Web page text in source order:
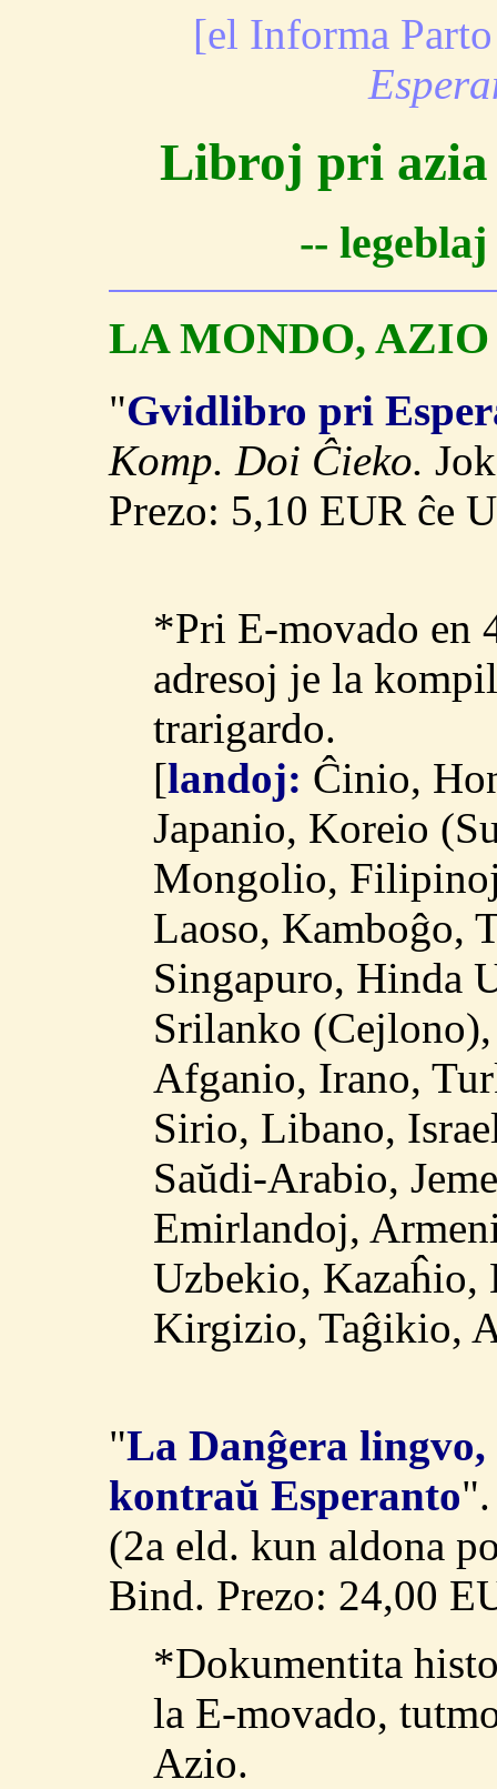
[el Informa
Libroj pri azia
--
LA MONDO, AZIO
"Gvidlibro pri
Komp. Doi Ĉieko.
Prezo: 5,10 EUR ĉe
*Pri E-movado en
adresoj je la
trarigardo.
[landoj: Ĉinio,
Japanio, Koreio
Mongolio,
Laoso, Kamboĝo,
Singapuro, Hinda
Srilanko
Afganio, Irano,
Sirio, Libano,
Saŭdi-Arabio,
Emirlandoj,
Uzbekio,
Kirgizio, Taĝikio,
"La Danĝera
kontraŭ Esperanto
(2a eld. kun aldona
Bind. Prezo: 24,00
*Dokumentita
la E-movado,
Azio.